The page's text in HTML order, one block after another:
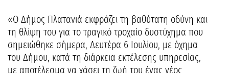
«Ο Δήμος Πλατανιά εκφράζει τη βαθύτατη οδύνη και
τη θλίψη του για το τραγικό τροχαίο δυστύχημα που
σημειώθηκε σήμερα, Δευτέρα 6 Ιουλίου, με όχημα
του Δήμου, κατά τη διάρκεια εκτέλεσης υπηρεσίας,
με αποτέλεσμα να χάσει τη ζωή του ένας νέος